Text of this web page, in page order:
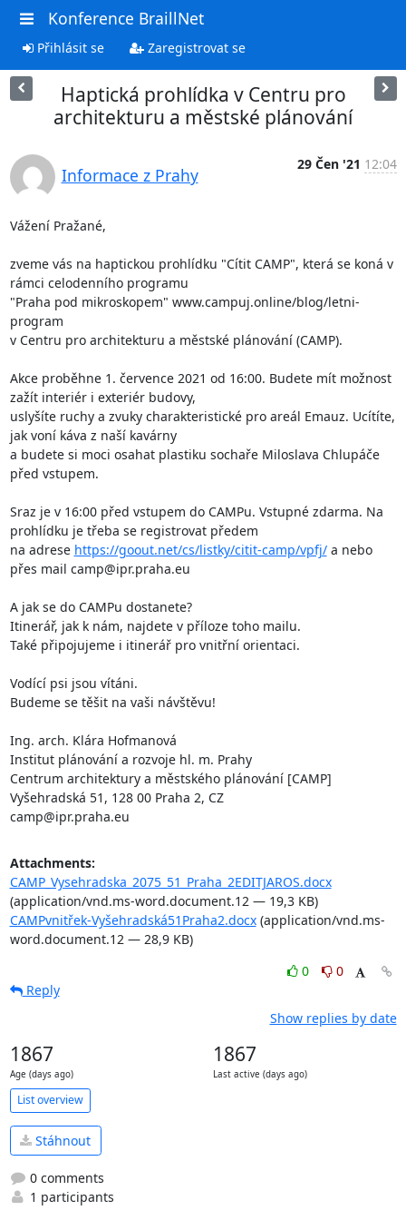
Konference BraillNet
Přihlásit se Zaregistrovat se
Haptická prohlídka v Centru pro
architekturu a městské plánování
Informace z Prahy
29 Čen '21 12:04
Vážení Pražané,
zveme vás na haptickou prohlídku "Cítit CAMP", která se koná v
rámci celodenního programu
"Praha pod mikroskopem" www.campuj.online/blog/letni-
program
v Centru pro architekturu a městské plánování (CAMP).
Akce proběhne 1. července 2021 od 16:00. Budete mít možnost
zažít interiér i exteriér budovy,
uslyšíte ruchy a zvuky charakteristické pro areál Emauz. Ucítíte,
jak voní káva z naší kavárny
a budete si moci osahat plastiku sochaře Miloslava Chlupáče
před vstupem.
Sraz je v 16:00 před vstupem do CAMPu. Vstupné zdarma. Na
prohlídku je třeba se registrovat předem
na adrese https://goout.net/cs/listky/citit-camp/vpfj/ a nebo
přes mail camp@ipr.praha.eu
A jak se do CAMPu dostanete?
Itinerář, jak k nám, najdete v příloze toho mailu.
Také připojujeme i itinerář pro vnitřní orientaci.
Vodící psi jsou vítáni.
Budeme se těšit na vaši návštěvu!
Ing. arch. Klára Hofmanová
Institut plánování a rozvoje hl. m. Prahy
Centrum architektury a městského plánování [CAMP]
Vyšehradská 51, 128 00 Praha 2, CZ
camp@ipr.praha.eu
Attachments:
CAMP_Vysehradska_2075_51_Praha_2EDITJAROS.docx
(application/vnd.ms-word.document.12 — 19,3 KB)
CAMPvnitřek-Vyšehradská51Praha2.docx(application/vnd.ms-
word.document.12 — 28,9 KB)
0
0
Reply
Show replies by date
1867
Age (days ago)
1867
Last active (days ago)
List overview
Stáhnout
0 comments
1 participants